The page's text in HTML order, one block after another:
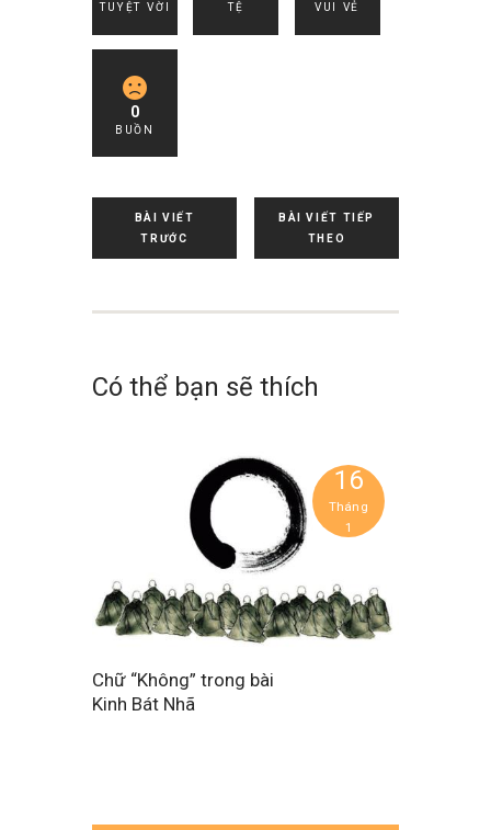
TUYỆT VỜI TỆ VUI VẺ
0
BUỒN
BÀI VIẾT
TRƯỚC
BÀI VIẾT TIẾP
THEO
Có thể bạn sẽ thích
16
Tháng
1
Chữ “Không” trong bài
Kinh Bát Nhã